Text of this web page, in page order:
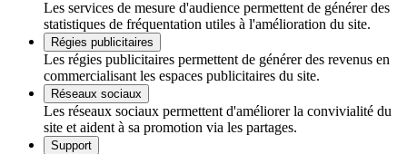
Les services de mesure d'audience permettent de générer des
statistiques de fréquentation utiles à l'amélioration du site.
Régies publicitaires
Les régies publicitaires permettent de générer des revenus en
commercialisant les espaces publicitaires du site.
Réseaux sociaux
Les réseaux sociaux permettent d'améliorer la convivialité du
site et aident à sa promotion via les partages.
Support